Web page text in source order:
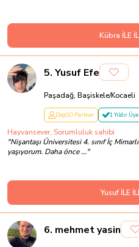
Kübra İLE
5. Yusuf Efe
Paşadağ, Başiskele/Kocaeli
DogGO Partner 1 Yıldır Üye
Hayvansever, Sorumluluk sahibi
"Nişantaşı Üniversitesi 4. sınıf İç
yaşıyorum. Daha önce ..."
Yusuf İLE
6. mehmet yasin